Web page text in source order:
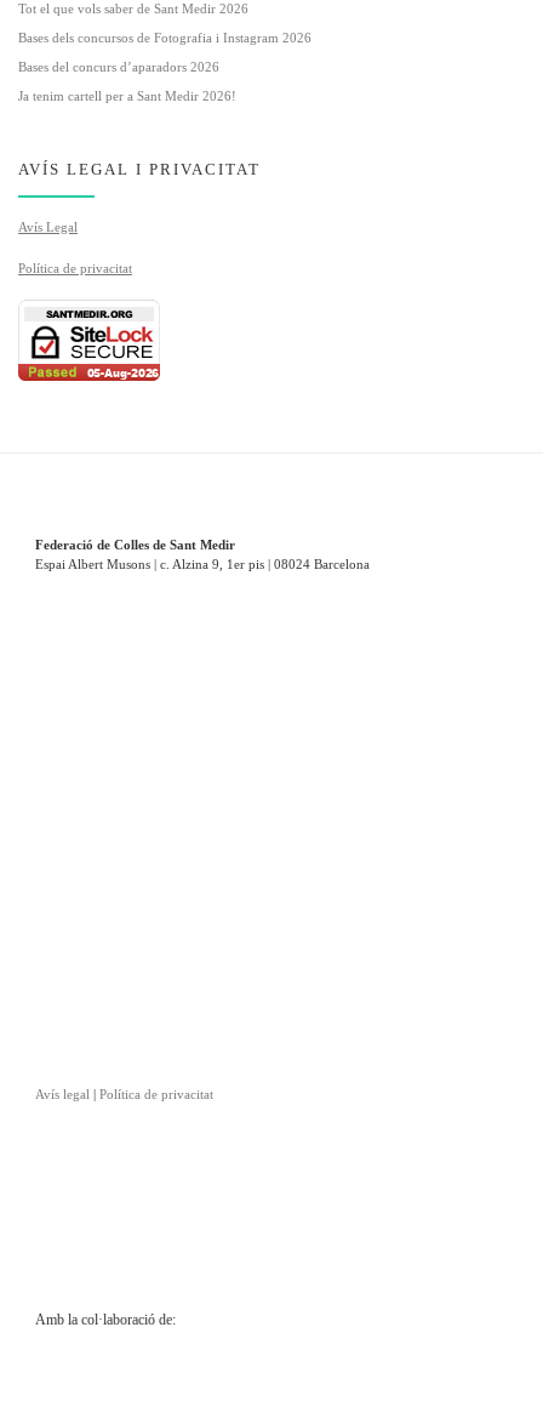
Tot el que vols saber de Sant Medir 2026
Bases dels concursos de Fotografia i Instagram 2026
Bases del concurs d’aparadors 2026
Ja tenim cartell per a Sant Medir 2026!
AVÍS LEGAL I PRIVACITAT
Avís Legal
Política de privacitat
Federació de Colles de Sant Medir
Espai Albert Musons | c. Alzina 9, 1er pis | 08024 Barcelona
Avís legal Política de privacitat
Amb la col·laboració de: